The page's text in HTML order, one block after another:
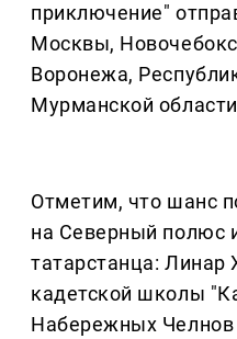
приключение"
Москвы,
Воронежа,
Мурманской
Отметим, что шанс
на Северный полюс
татарстанца: Линар
кадетской школы
Набережных Челнов